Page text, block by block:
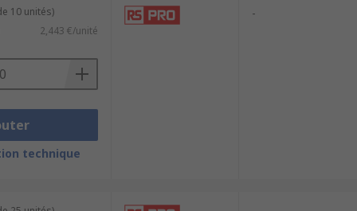
10 unités)
2,443 €/unité
technique
-